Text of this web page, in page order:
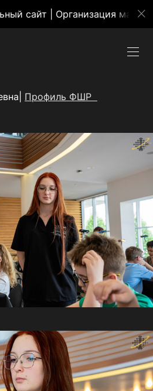
| Организация массовых
Профиль ФШР